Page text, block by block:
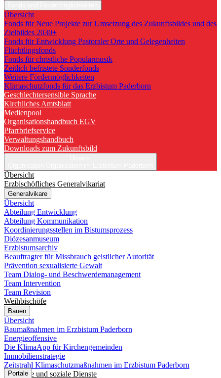
Übersicht
Fonds für Neue Projekte zur Umsetzung des Zukunftsbildes und des
Zielbildes 2030+
Fonds für Entwicklung Pastoraler Orte und Gelegenheiten
Flüchtlingsfonds
Fonds für christliche Popularmusik
Zeitlich befristete Sonderfonds
Weitere Fördermöglichkeiten
Klimaschutzfonds für das Erzbistum Paderborn
Geschlechtersensible Sprache
Kirchliches Amtsblatt
Medienpool
Organisationshandbuch EGV
Pfarrbriefservice
Verwaltungshandbuch
Downloads zum Zukunftsbild
Übersicht
Erzbischöfliches Generalvikariat
Generalvikare
Übersicht
Abteilung Entwicklung
Abteilung Kommunikation
Koordinierungsstellen im Bistumsprozess
Diözesanmuseum
Erzbistumsarchiv
Beauftragter für Missbrauch geistlicher Autorität
Prävention sexualisierte Gewalt
Team Dialog- und Beschwerdemanagement
Team Intervention
Team Revision
Weihbischöfe
Bauen
Übersicht
Baumaßnahmen im Erzbistum Paderborn
Energieoffensive
Die KlimaApp für Kirchengemeinden
Immobilienstrategie
Zeitstrahl Klimaschutzmaßnahmen im Erzbistum Paderborn
Caritative und soziale Dienste
Portale